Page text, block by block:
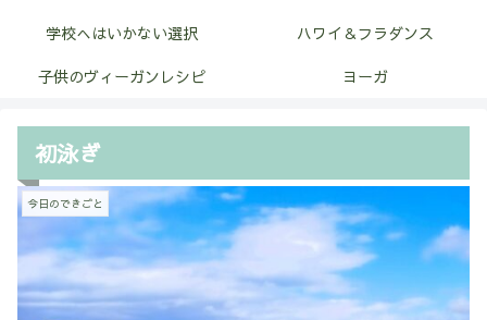
学校へはいかない選択
ハワイ＆フラダンス
子供のヴィーガンレシピ
ヨーガ
初泳ぎ
今日のできごと